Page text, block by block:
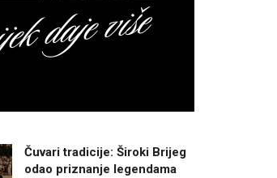
Čuvari tradicije: Široki Brijeg
odao priznanje legendama